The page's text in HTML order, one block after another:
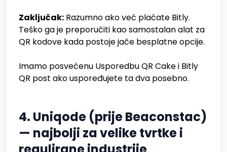
Zaključak: Razumno ako već plaćate Bitly.
Teško ga je preporučiti kao samostalan alat za
QR kodove kada postoje jače besplatne opcije.
Imamo posvećenu Usporedbu QR Cake i Bitly
QR post ako uspoređujete ta dva posebno.
4. Uniqode (prije Beaconstac)
— najbolji za velike tvrtke i